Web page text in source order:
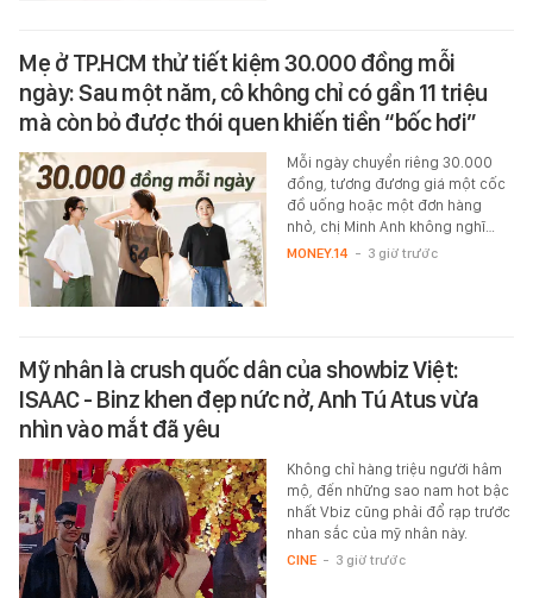
Mẹ ở TP.HCM thử tiết kiệm 30.000 đồng mỗi
ngày: Sau một năm, cô không chỉ có gần 11 triệu
mà còn bỏ được thói quen khiến tiền “bốc hơi”
Mỗi ngày chuyển riêng 30.000
đồng, tương đương giá một cốc
đồ uống hoặc một đơn hàng
nhỏ, chị Minh Anh không nghĩ…
MONEY.14 - 3 giờ trước
Mỹ nhân là crush quốc dân của showbiz Việt:
ISAAC - Binz khen đẹp nức nở, Anh Tú Atus vừa
nhìn vào mắt đã yêu
Không chỉ hàng triệu người hâm
mộ, đến những sao nam hot bậc
nhất Vbiz cũng phải đổ rạp trước
nhan sắc của mỹ nhân này.
CINE - 3 giờ trước